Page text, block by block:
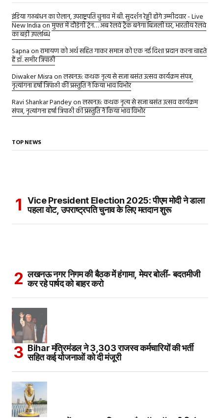
इंडिया गठबंधन का ऐलान, उपराष्ट्रपति चुनाव में बी. सुदर्शन रेड्डी होंगे उम्मीदवार - Live
New Indiaonमुफ्त में दौड़ेगी ट्रेन… अब रेलवे ट्रैक बनेगा बिजली घर, भारतीय रेलवे
का बड़ी उपलब्धि
Sapnaonरामायण को अर्थ सहित गाकर समाज को एक नई दिशा प्रदान करना चाहते
हैं डॉ. समीर त्रिपाठी
Diwaker Misraonलखनऊ: कथक नृत्य से सजा बसंत उत्सव कार्यक्रम संपन्न,
नृत्यांगना हर्षा त्रिपाठी की प्रस्तुति ने किया भाव विभोर
Ravi Shankar Pandeyonलखनऊ: कथक नृत्य से सजा बसंत उत्सव कार्यक्रम
संपन्न, नृत्यांगना हर्षा त्रिपाठी की प्रस्तुति ने किया भाव विभोर
TOP NEWS
Vice President Election 2025: पीएम मोदी ने डाला
पहला वोट, उपराष्ट्रपति चुनाव के लिए मतदान शुरू
लखनऊ नगर निगम की बैठक में हंगामा, मेयर बोलीं- बदतमीजी
कर रहे पार्षद को बाहर करो
Bihar मंत्रिमंडल ने 3,303 राजस्व कर्मचारियों की भर्ती
सहित कई योजनाओं को दी मंजूरी